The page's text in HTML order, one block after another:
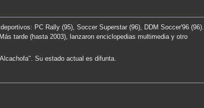
PC Rally (95), Soccer Superstar (96), DDM Soccer'96 (96).
tarde (hasta 2003), lanzaron enciclopedias multimedia y otro
Su estado actual es difunta.